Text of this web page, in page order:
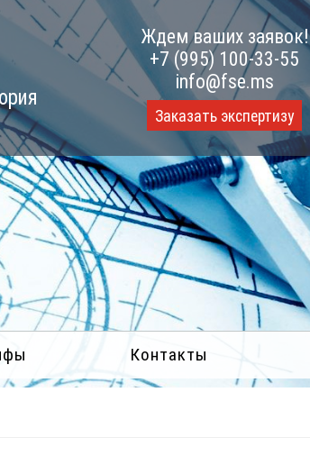
Ждем ваших заявок!
+7 (995) 100-33-55
info@fse.ms
Заказать экспертизу
Контакты